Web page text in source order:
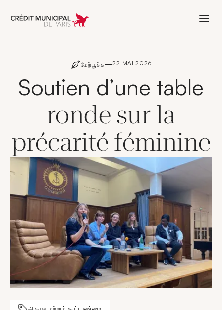
Aller à l'accueil de Crédit Municipal
மேற்பூச்சு 22 MAI 2026
Soutien d’une table
ronde sur la
précarité féminine
ஆதரவு மற்றும் கூட்டாண்மை